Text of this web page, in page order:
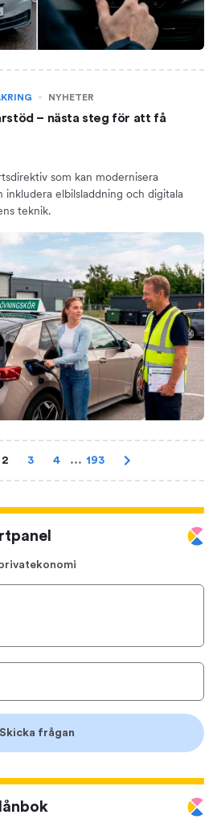
NYHETER
– nästa steg för att få
som kan modernisera
inkludera elbilsladdning och digitala
teknik.
2 3 4 ... 193